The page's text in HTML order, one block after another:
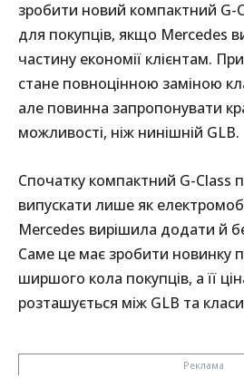
зробити новий компактний G-
для покупців, якщо Mercedes
частину економії клієнтам.
стане повноцінною заміною
але повинна запропонувати
можливості, ніж нинішній GLB.
Спочатку компактний G-Class
випускати лише як
Mercedes вирішила додати й
Саме це має зробити новинку
ширшого кола покупців, а її
розташується між GLB та